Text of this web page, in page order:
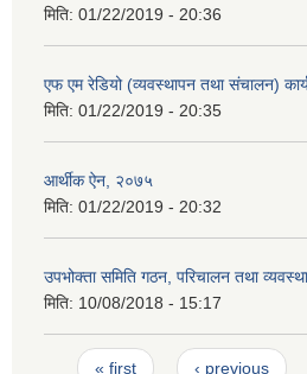
मिति: 01/22/2019 - 20:36
एफ एम रेडियो (व्यवस्थापन तथा संचालन)
मिति: 01/22/2019 - 20:35
आर्थीक ऐन, २०७५
मिति: 01/22/2019 - 20:32
उपभोक्ता समिति गठन, परिचालन तथा
मिति: 10/08/2018 - 15:17
« first ‹ previous